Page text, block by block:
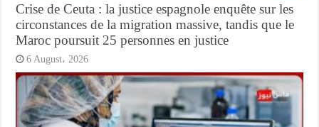
Crise de Ceuta : la justice espagnole enquête sur les
circonstances de la migration massive, tandis que le
Maroc poursuit 25 personnes en justice
6 August، 2026